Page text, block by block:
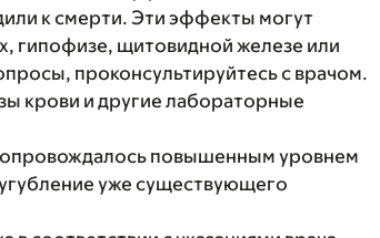
к смерти. Эти эффекты могут
гипофизе, щитовидной железе или
проконсультируйтесь с врачом.
крови и другие лабораторные
повышенным уровнем
уже существующего